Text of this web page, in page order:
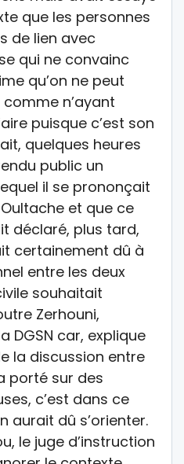
que les personnes
de lien avec
qui ne convainc
qu’on ne peut
n’ayant
puisque c’est son
quelques heures
public un
il se prononçait
et que ce
déclaré, plus tard,
certainement dû à
entre les deux
souhaitait
Zerhouni,
DGSN car, explique
la discussion entre
porté sur des
c’est dans ce
aurait dû s’orienter.
le juge d’instruction